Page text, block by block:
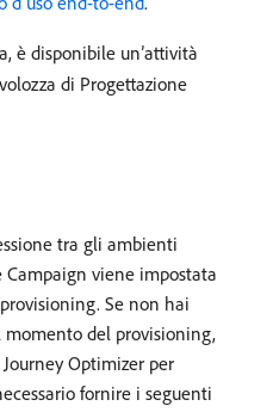
è disponibile un’attività
di Progettazione
tra gli ambienti
Campaign viene impostata
Se non hai
del provisioning,
Optimizer per
fornire i seguenti